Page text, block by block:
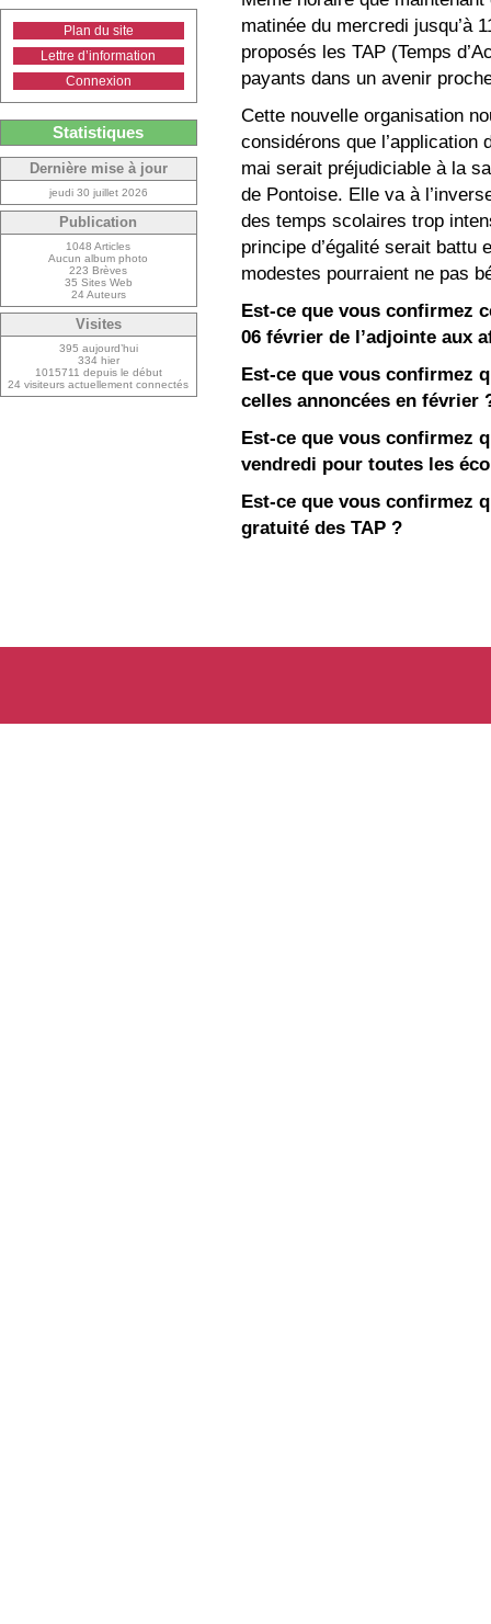
matinée du mercredi jusqu’à
proposés les TAP (Temps
payants dans un avenir
Cette nouvelle organisation
considérons que l’application
mai serait préjudiciable à la
de Pontoise. Elle va à
des temps scolaires trop
principe d’égalité serait battu
modestes pourraient ne pas
Est-ce que vous confirmez
06 février de l’adjointe aux
Est-ce que vous confirmez
celles annoncées en février
Est-ce que vous confirmez
vendredi pour toutes les
Est-ce que vous confirmez
gratuité des TAP ?
Plan du site
Lettre d’information
Connexion
Statistiques
Dernière mise à jour
jeudi 30 juillet 2026
Publication
1048 Articles
Aucun album photo
223 Brèves
35 Sites Web
24 Auteurs
Visites
395 aujourd’hui
334 hier
1015711 depuis le début
24 visiteurs actuellement connectés